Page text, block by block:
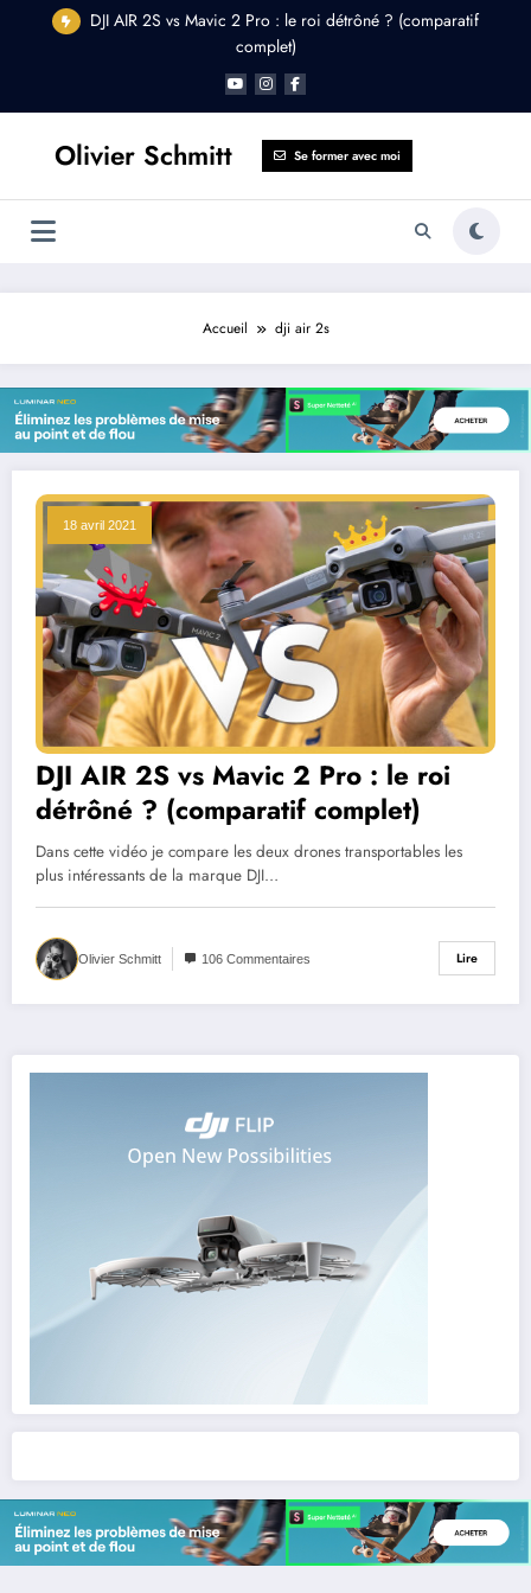
DJI AIR 2S vs Mavic 2 Pro : le roi détrôné ? (comparatif
complet)
Olivier Schmitt Se former avec moi
Accueil dji air 2s
18 avril 2021
DJI AIR 2S vs Mavic 2 Pro : le roi
détrôné ? (comparatif complet)
Dans cette vidéo je compare les deux drones transportables les
plus intéressants de la marque DJI…
Olivier Schmitt 106 Commentaires Lire